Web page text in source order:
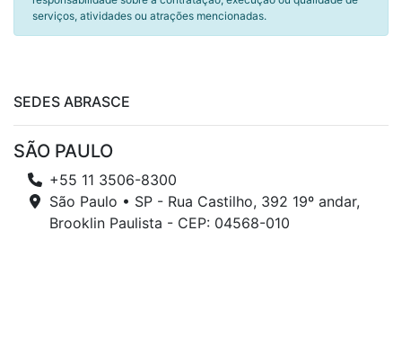
serviços, atividades ou atrações mencionadas.
SEDES ABRASCE
SÃO PAULO
+55 11 3506-8300
São Paulo • SP - Rua Castilho, 392 19º andar,
Brooklin Paulista - CEP: 04568-010